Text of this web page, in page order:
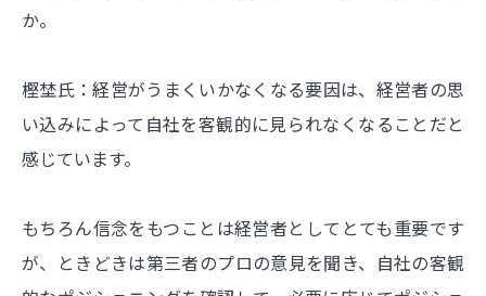
か。
樫埜氏：経営がうまくいかなくなる要因は、経営者の思
い込みによって自社を客観的に見られなくなることだと
感じています。
もちろん信念をもつことは経営者としてとても重要です
が、ときどきは第三者のプロの意見を聞き、自社の客観